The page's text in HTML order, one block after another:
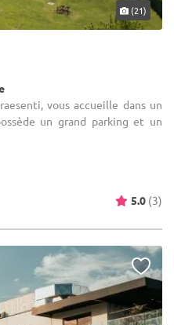
(21)
vous accueille dans un
un grand parking et un
5.0 (3)